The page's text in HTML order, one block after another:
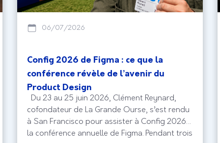
06/07/2026
Config 2026 de Figma : ce que la
conférence révèle de l’avenir du
Product Design
Du 23 au 25 juin 2026, Clément Reynard,
cofondateur de La Grande Ourse, s’est rendu
à San Francisco pour assister à Config 2026,
la conférence annuelle de Figma. Pendant trois